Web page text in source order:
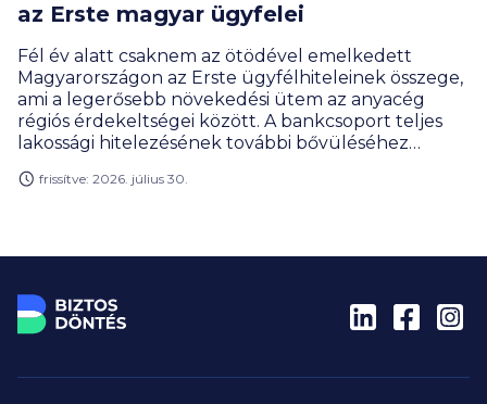
az Erste magyar ügyfelei
Fél év alatt csaknem az ötödével emelkedett
Magyarországon az Erste ügyfélhiteleinek összege,
ami a legerősebb növekedési ütem az anyacég
régiós érdekeltségei között. A bankcsoport teljes
lakossági hitelezésének további bővüléséhez
kereslet élénkülése.
frissítve: 2026. július 30.